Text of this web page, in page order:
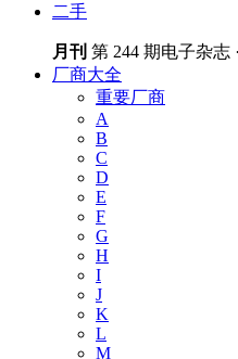
二手
月刊 第 244 期电子杂志
厂商大全
重要厂商
A
B
C
D
E
F
G
H
I
J
K
L
M